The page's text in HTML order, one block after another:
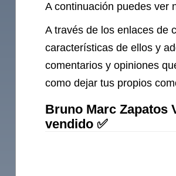
A continuación puedes ver
A través de los enlaces de
características de ellos y
comentarios y opiniones
como dejar tus propios
Bruno Marc Zapatos
vendido ✅